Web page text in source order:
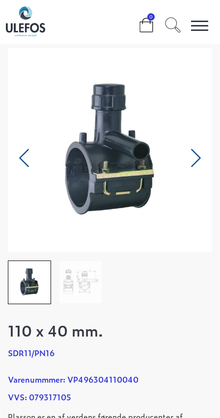
0
>>>
110 x 40 mm.
SDR11/PN16
Varenummmer: VP496304110040
VVS: 079317105